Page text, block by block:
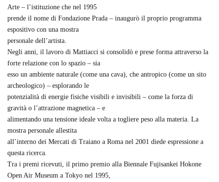
Arte – l’istituzione che nel 1995
prende il nome di Fondazione Prada – inaugurò il proprio programma
espositivo con una mostra
personale dell’artista.
Negli anni, il lavoro di Mattiacci si consolidò e prese forma attraverso la
forte relazione con lo spazio – sia
esso un ambiente naturale (come una cava), che antropico (come un sito
archeologico) – esplorando le
potenzialità di energie fisiche visibili e invisibili – come la forza di
gravità o l’attrazione magnetica – e
alimentando una tensione ideale volta a togliere peso alla materia. La
mostra personale allestita
all’interno dei Mercati di Traiano a Roma nel 2001 diede espressione a
questa ricerca.
Tra i premi ricevuti, il primo premio alla Biennale Fujisankei Hokone
Open Air Museum a Tokyo nel 1995,